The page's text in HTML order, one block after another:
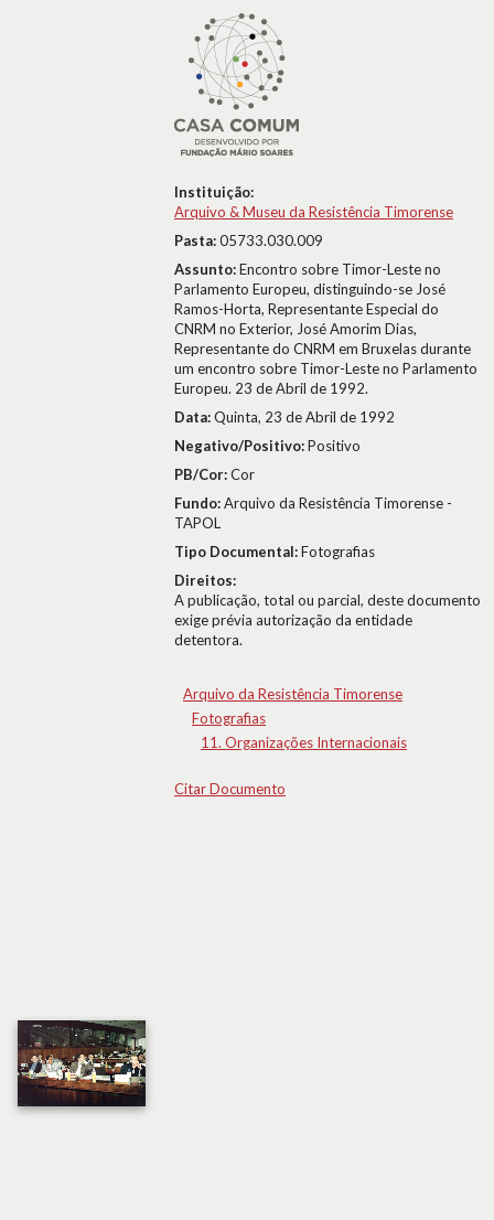
Instituição:
Arquivo & Museu da Resistência Timorense
Pasta:05733.030.009
Assunto:Encontro sobre Timor-Leste no
Parlamento Europeu, distinguindo-se José
Ramos-Horta, Representante Especial do
CNRM no Exterior, José Amorim Dias,
Representante do CNRM em Bruxelas durante
um encontro sobre Timor-Leste no Parlamento
Europeu. 23 de Abril de 1992.
Data:Quinta, 23 de Abril de 1992
Negativo/Positivo:Positivo
PB/Cor:Cor
Fundo:Arquivo da Resistência Timorense -
TAPOL
Tipo Documental:Fotografias
Direitos:
A publicação, total ou parcial, deste documento
exige prévia autorização da entidade
detentora.
Arquivo da Resistência Timorense
Fotografias
11. Organizações Internacionais
Citar Documento